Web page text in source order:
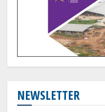
NEWSLETTER